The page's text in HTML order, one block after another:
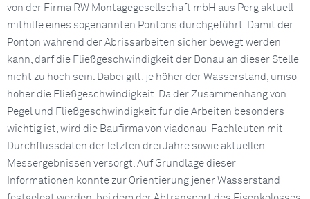
von der Firma RW Montagegesellschaft mbH aus Perg aktuell
mithilfe eines sogenannten Pontons durchgeführt. Damit der
Ponton während der Abrissarbeiten sicher bewegt werden
kann, darf die Fließgeschwindigkeit der Donau an dieser Stelle
nicht zu hoch sein. Dabei gilt: je höher der Wasserstand, umso
höher die Fließgeschwindigkeit. Da der Zusammenhang von
Pegel und Fließgeschwindigkeit für die Arbeiten besonders
wichtig ist, wird die Baufirma von viadonau-Fachleuten mit
Durchflussdaten der letzten drei Jahre sowie aktuellen
Messergebnissen versorgt. Auf Grundlage dieser
Informationen konnte zur Orientierung jener Wasserstand